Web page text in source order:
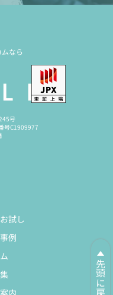
先頭に戻る
なら
号
号C1909977
試し
例